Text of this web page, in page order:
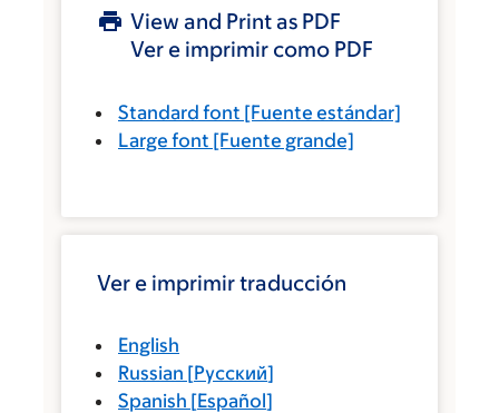
View and Print as PDF
Ver e imprimir como PDF
Standard font [Fuente estándar]
Large font [Fuente grande]
Ver e imprimir traducción
English
Russian [Русский]
Spanish [Español]